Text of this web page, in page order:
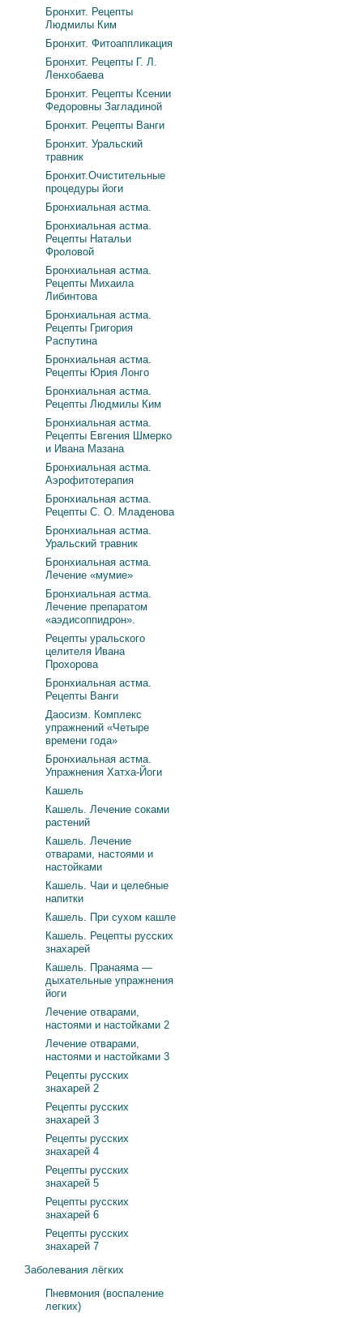
Бронхит. Рецепты
Людмилы Ким
Бронхит. Фитоаппликация
Бронхит. Рецепты Г. Л.
Ленхобаева
Бронхит. Рецепты Ксении
Федоровны Загладиной
Бронхит. Рецепты Ванги
Бронхит. Уральский
травник
Бронхит.Очистительные
процедуры йоги
Бронхиальная астма.
Бронхиальная астма.
Рецепты Натальи
Фроловой
Бронхиальная астма.
Рецепты Михаила
Либинтова
Бронхиальная астма.
Рецепты Григория
Распутина
Бронхиальная астма.
Рецепты Юрия Лонго
Бронхиальная астма.
Рецепты Людмилы Ким
Бронхиальная астма.
Рецепты Евгения Шмерко
и Ивана Мазана
Бронхиальная астма.
Аэрофитотерапия
Бронхиальная астма.
Рецепты С. О. Младенова
Бронхиальная астма.
Уральский травник
Бронхиальная астма.
Лечение «мумие»
Бронхиальная астма.
Лечение препаратом
«аэдисоппидрон».
Рецепты уральского
целителя Ивана
Прохорова
Бронхиальная астма.
Рецепты Ванги
Даосизм. Комплекс
упражнений «Четыре
времени года»
Бронхиальная астма.
Упражнения Хатха-Йоги
Кашель
Кашель. Лечение соками
растений
Кашель. Лечение
отварами, настоями и
настойками
Кашель. Чаи и целебные
напитки
Кашель. При сухом кашле
Кашель. Рецепты русских
знахарей
Кашель. Пранаяма —
дыхательные упражнения
йоги
Лечение отварами,
настоями и настойками 2
Лечение отварами,
настоями и настойками 3
Рецепты русских
знахарей 2
Рецепты русских
знахарей 3
Рецепты русских
знахарей 4
Рецепты русских
знахарей 5
Рецепты русских
знахарей 6
Рецепты русских
знахарей 7
Заболевания лёгких
Пневмония (воспаление
легких)